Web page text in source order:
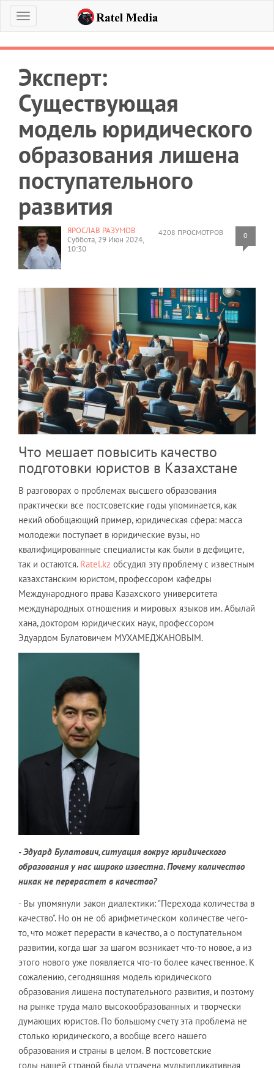
Меню
Эксперт:
Существующая
модель юридического
образования лишена
поступательного
развития
4208 ПРОСМОТРОВ 0
ЯРОСЛАВ РАЗУМОВ
Суббота, 29 Июн 2024,
10:30
Что мешает повысить качество
подготовки юристов в Казахстане
В разговорах о проблемах высшего образования
практически все постсоветские годы упоминается, как
некий обобщающий пример, юридическая сфера: масса
молодежи поступает в юридические вузы, но
квалифицированные специалисты как были в дефиците,
так и остаются. Ratel.kz обсудил эту проблему с известным
казахстанским юристом, профессором кафедры
Международного права Казахского университета
международных отношения и мировых языков им. Абылай
хана, доктором юридических наук, профессором
Эдуардом Булатовичем МУХАМЕДЖАНОВЫМ.
- Эдуард Булатович, ситуация вокруг юридического
образования у нас широко известна. Почему количество
никак не перерастет в качество?
- Вы упомянули закон диалектики: "Перехода количества в
качество". Но он не об арифметическом количестве чего-
то, что может перерасти в качество, а о поступательном
развитии, когда шаг за шагом возникает что-то новое, а из
этого нового уже появляется что-то более качественное. К
сожалению, сегодняшняя модель юридического
образования лишена поступательного развития, и поэтому
на рынке труда мало высокообразованных и творчески
думающих юристов. По большому счету эта проблема не
столько юридического, а вообще всего нашего
образования и страны в целом. В постсоветские
годы нашей страной была утрачена мультипликативная